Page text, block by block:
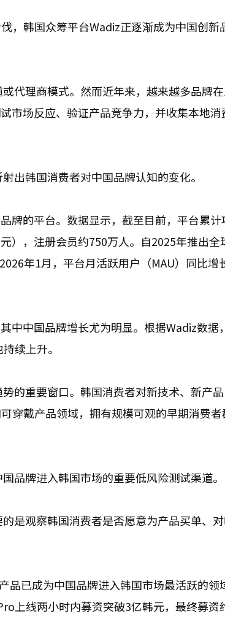
，韩国众筹平台Wadiz正逐渐成为中国创新
代理商模式。然而近年来，越来越多品牌
市场反应、验证产品竞争力，并收集本地消
出韩国消费者对中国品牌认知的变化。
牌的平台。数据显示，截至目前，平台累计
），注册会员约750万人。自2025年推出全
年1月，平台月活跃用户（MAU）同比增
中国品牌增长尤为明显。根据Wadiz数据，
续上升。
的重要窗口。韩国消费者对新技术、新产
穿戴产品领域，拥有规模可观的早期消费者
品牌进入韩国市场的重要低风险测试渠道。
是观察韩国消费者是否愿意为产品买单、
品已成为中国品牌进入韩国市场最活跃的领
上线两小时内募资突破3亿韩元，最终募资